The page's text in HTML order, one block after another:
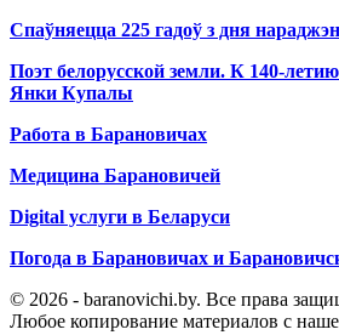
Спаўняецца 225 гадоў з дня
Поэт белорусской земли. К 140-
Янки Купалы
Работа в Барановичах
Медицина Барановичей
Digital услуги в Беларуси
Погода в Барановичах и
© 2026 - baranovichi.by. Все права
Любое копирование материалов с